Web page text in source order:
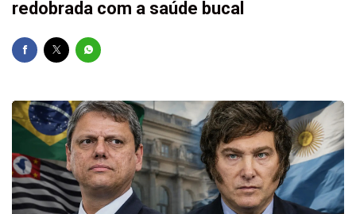
redobrada com a saúde bucal